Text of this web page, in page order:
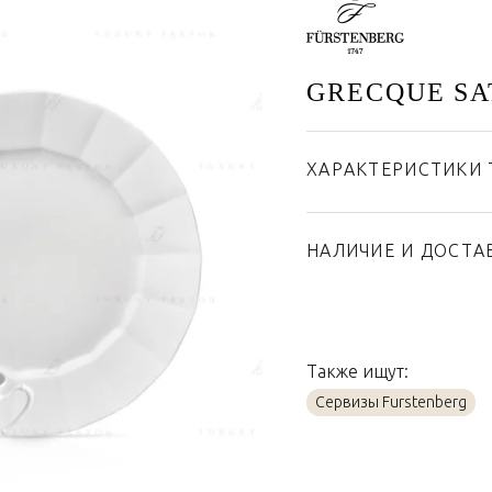
GRECQUE
ХАРАКТЕРИСТИКИ
Материал
НАЛИЧИЕ И
Также ищут:
Сервизы Furstenberg